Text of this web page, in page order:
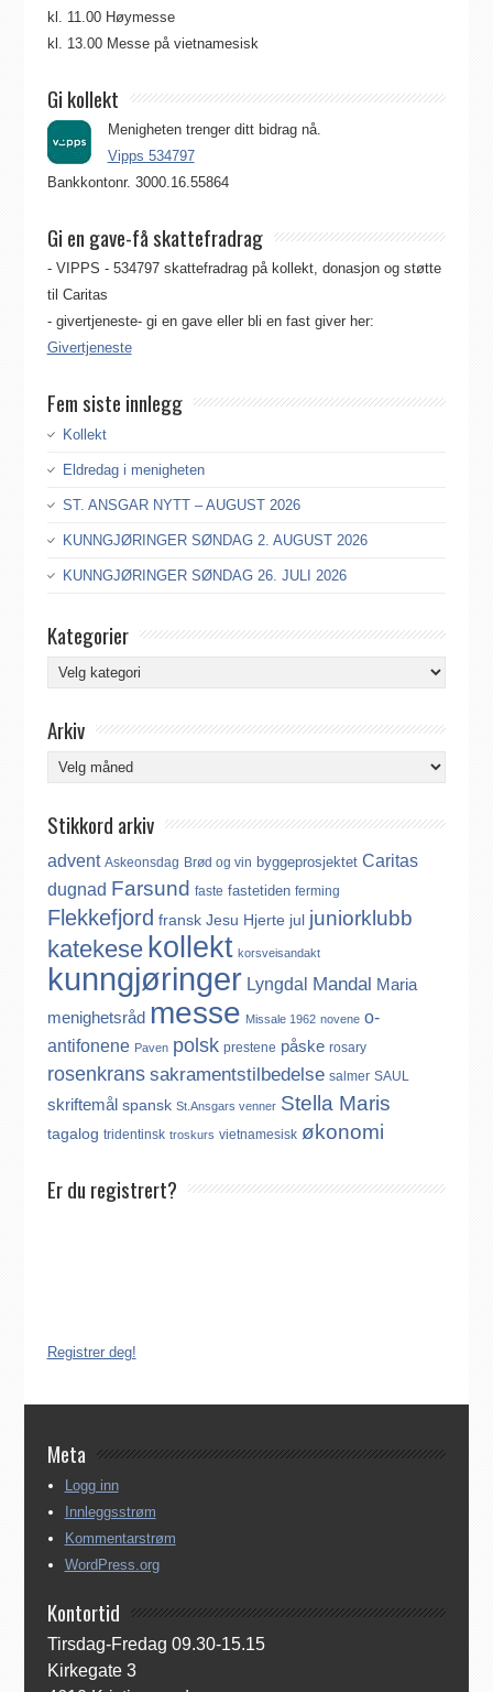
kl. 11.00 Høymesse
kl. 13.00 Messe på vietnamesisk
Gi kollekt
Menigheten trenger ditt bidrag nå.
Vipps 534797
Bankkontonr. 3000.16.55864
Gi en gave-få skattefradrag
- VIPPS - 534797 skattefradrag på kollekt, donasjon og støtte
til Caritas
- givertjeneste- gi en gave eller bli en fast giver her:
Givertjeneste
Fem siste innlegg
Kollekt
Eldredag i menigheten
ST. ANSGAR NYTT – AUGUST 2026
KUNNGJØRINGER SØNDAG 2. AUGUST 2026
KUNNGJØRINGER SØNDAG 26. JULI 2026
Kategorier
Kategorier
Arkiv
Arkiv
Stikkord arkiv
advent Askeonsdag Brød og vin byggeprosjektet Caritas
dugnad Farsund faste fastetiden ferming
Flekkefjord fransk Jesu Hjerte jul juniorklubb
katekese kollekt korsveisandakt
kunngjøringer Lyngdal Mandal Maria
menighetsråd messe Missale 1962 novene o-
antifonene Paven polsk prestene påske rosary
rosenkrans sakramentstilbedelse salmer SAUL
skriftemål spansk St.Ansgars venner Stella Maris
tagalog tridentinsk troskurs vietnamesisk økonomi
Er du registrert?
Registrer deg!
Meta
Logg inn
Innleggsstrøm
Kommentarstrøm
WordPress.org
Kontortid
Tirsdag-Fredag 09.30-15.15
Kirkegate 3